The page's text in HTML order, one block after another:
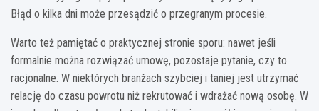
Błąd o kilka dni może przesądzić o przegranym procesie.
Warto też pamiętać o praktycznej stronie sporu: nawet jeśli
formalnie można rozwiązać umowę, pozostaje pytanie, czy to
racjonalne. W niektórych branżach szybciej i taniej jest utrzymać
relację do czasu powrotu niż rekrutować i wdrażać nową osobę. W